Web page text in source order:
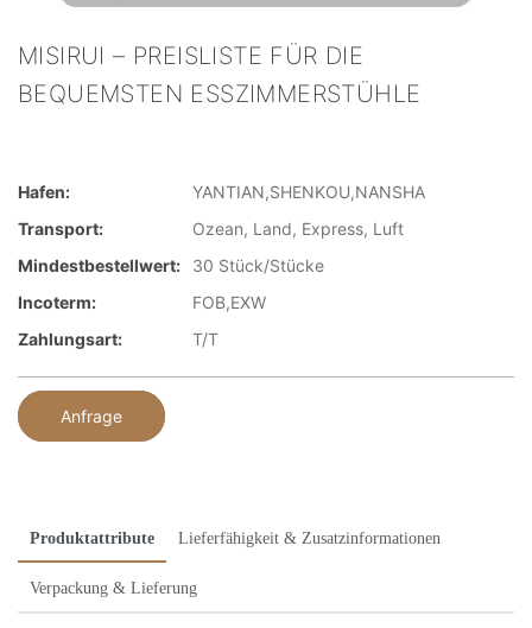
MISIRUI – PREISLISTE FÜR DIE
BEQUEMSTEN ESSZIMMERSTÜHLE
Hafen:
YANTIAN,SHENKOU,NANSHA
Transport:
Ozean, Land, Express, Luft
Mindestbestellwert:
30 Stück/Stücke
Incoterm:
FOB,EXW
Zahlungsart:
T/T
Anfrage
Produktattribute Lieferfähigkeit & Zusatzinformationen
Verpackung & Lieferung